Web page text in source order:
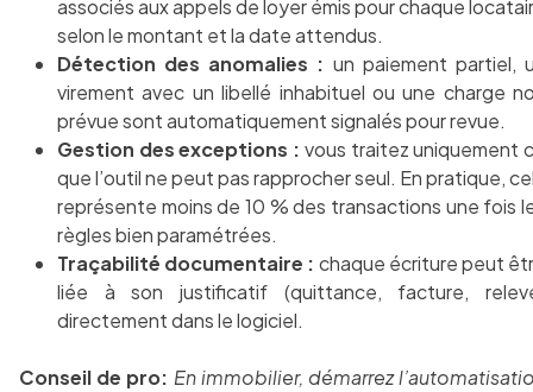
associés aux appels de loyer émis pour chaque
selon le montant et la date attendus.
Détection des anomalies : un paiement partiel,
virement avec un libellé inhabituel ou une charge
prévue sont automatiquement signalés pour revue.
Gestion des exceptions : vous traitez uniquement
que l’outil ne peut pas rapprocher seul. En pratique,
représente moins de 10 % des transactions une fois
règles bien paramétrées.
Traçabilité documentaire : chaque écriture peut
liée à son justificatif (quittance, facture,
directement dans le logiciel.
Conseil de pro: En immobilier, démarrez